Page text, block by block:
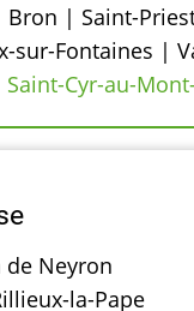
| Saint-
Fontaines |
Saint-Cyr-au-
de Neyron
la-Pape